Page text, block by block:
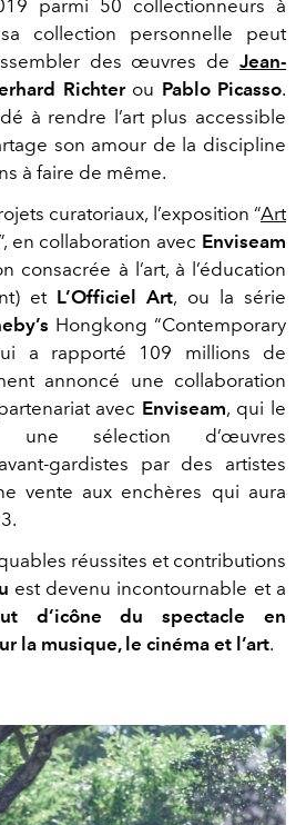
parmi 50 collectionneurs à
collection personnelle peut
des œuvres de Jean-
Richter ou Pablo Picasso.
à rendre l’art plus accessible
son amour de la discipline
à faire de même.
curatoriaux, l’exposition “Art
en collaboration avec Enviseam
consacrée à l’art, à l’éducation
et L’Officiel Art, ou la série
Hongkong “Contemporary
a rapporté 109 millions de
annoncé une collaboration
avec Enviseam, qui le
une sélection d’œuvres
gardistes par des artistes
vente aux enchères qui aura
réussites et contributions
est devenu incontournable et a
d’icône du spectacle en
la musique, le cinéma et l’art.